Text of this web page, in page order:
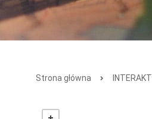
Strona główna